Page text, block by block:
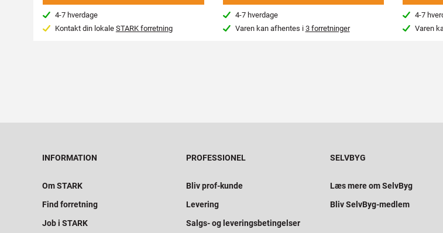
4-7 hverdage
Kontakt din lokale STARK forretning
4-7 hverdage
Varen kan afhentes i 3 forretninger
4-7
Varen
INFORMATION
Om STARK
Find forretning
Job i STARK
PROFESSIONEL
Bliv prof-kunde
Levering
Salgs- og leveringsbetingelser
SELVBYG
Læs mere om SelvByg
Bliv SelvByg-medlem